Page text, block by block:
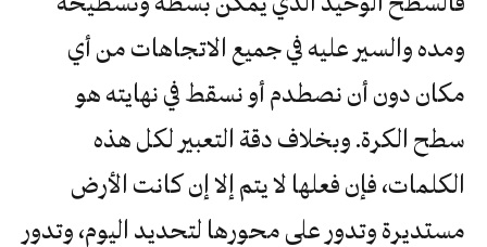
ومده والسير عليه في جميع الاتجاهات من أي
مكان دون أن نصطدم أو نسقط في نهايته هو
سطح الكرة. وبخلاف دقة التعبير لكل هذه
الكلمات، فإن فعلها لا يتم إلا إن كانت الأرض
مستديرة وتدور على محورها لتحديد اليوم، وتدور